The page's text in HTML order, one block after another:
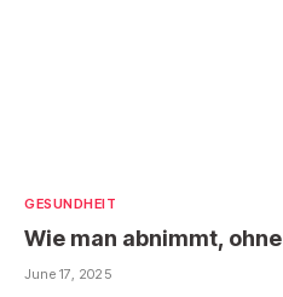
GESUNDHEIT
Wie man abnimmt,
June 17, 2025